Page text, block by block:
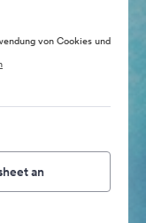
von Cookies und
an